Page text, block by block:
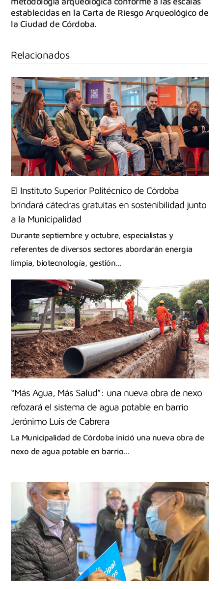
establecidas en la Carta de Riesgo Arqueológico de
la Ciudad de Córdoba.
Relacionados
El Instituto Superior Politécnico de Córdoba
brindará cátedras gratuitas en sostenibilidad junto
a la Municipalidad
Durante septiembre y octubre, especialistas y
referentes de diversos sectores abordarán energía
limpia, biotecnología, gestión…
“Más Agua, Más Salud”: una nueva obra de nexo
refozará el sistema de agua potable en barrio
Jerónimo Luis de Cabrera
La Municipalidad de Córdoba inició una nueva obra de
nexo de agua potable en barrio…